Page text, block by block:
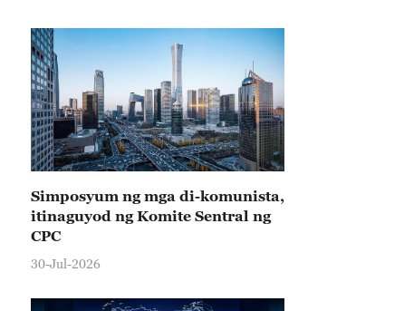
Simposyum ng mga di-komunista,
itinaguyod ng Komite Sentral ng
CPC
30-Jul-2026